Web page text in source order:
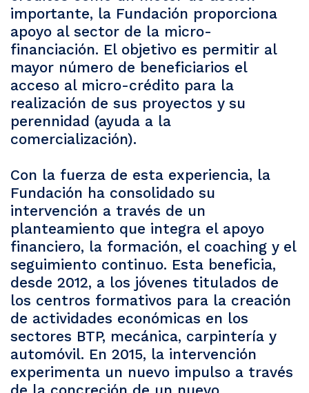
importante, la Fundación proporciona
apoyo al sector de la micro-
financiación. El objetivo es permitir al
mayor número de beneficiarios el
acceso al micro-crédito para la
realización de sus proyectos y su
perennidad (ayuda a la
comercialización).
Con la fuerza de esta experiencia, la
Fundación ha consolidado su
intervención a través de un
planteamiento que integra el apoyo
financiero, la formación, el coaching y el
seguimiento continuo. Esta beneficia,
desde 2012, a los jóvenes titulados de
los centros formativos para la creación
de actividades económicas en los
sectores BTP, mecánica, carpintería y
automóvil. En 2015, la intervención
experimenta un nuevo impulso a través